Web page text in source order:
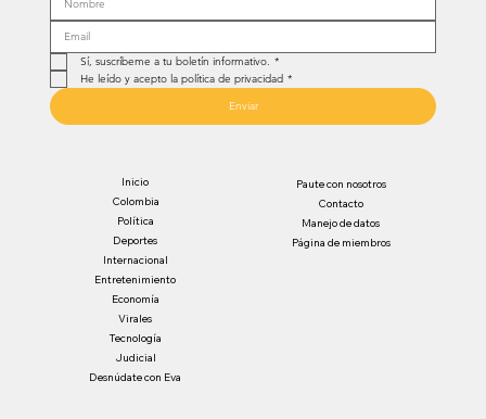
Sí, suscríbeme a tu boletín informativo. *
He leído y acepto la política de privacidad *
Enviar
Inicio
Colombia
Política
Deportes
Internacional
Entretenimiento
Economía
Virales
Tecnología
Judicial
Desnúdate con Eva
Paute con nosotros
Contacto
Manejo de datos
Página de miembros